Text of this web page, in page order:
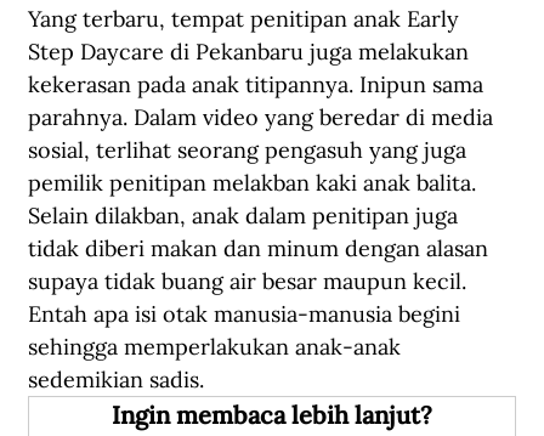
Yang terbaru, tempat penitipan anak Early
Step Daycare di Pekanbaru juga melakukan
kekerasan pada anak titipannya. Inipun sama
parahnya. Dalam video yang beredar di media
sosial, terlihat seorang pengasuh yang juga
pemilik penitipan melakban kaki anak balita.
Selain dilakban, anak dalam penitipan juga
tidak diberi makan dan minum dengan alasan
supaya tidak buang air besar maupun kecil.
Entah apa isi otak manusia-manusia begini
sehingga memperlakukan anak-anak
sedemikian sadis.
Ingin membaca lebih lanjut?